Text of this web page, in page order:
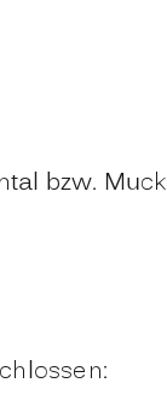
bzw.